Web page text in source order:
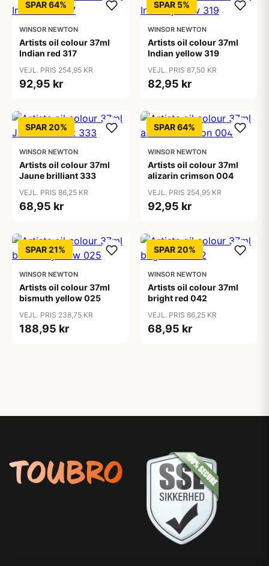
SPAR 64%
WINSOR NEWTON
Artists oil colour 37ml
Indian red 317
VEJL. PRIS 254,95 KR
92,95 kr
SPAR 5%
WINSOR NEWTON
Artists oil colour 37ml
Indian yellow 319
VEJL. PRIS 87,50 KR
82,95 kr
SPAR 20%
WINSOR NEWTON
Artists oil colour 37ml
Jaune brilliant 333
VEJL. PRIS 86,25 KR
68,95 kr
SPAR 64%
WINSOR NEWTON
Artists oil colour 37ml
alizarin crimson 004
VEJL. PRIS 254,95 KR
92,95 kr
SPAR 21%
WINSOR NEWTON
Artists oil colour 37ml
bismuth yellow 025
VEJL. PRIS 238,75 KR
188,95 kr
SPAR 20%
WINSOR NEWTON
Artists oil colour 37ml
bright red 042
VEJL. PRIS 86,25 KR
68,95 kr